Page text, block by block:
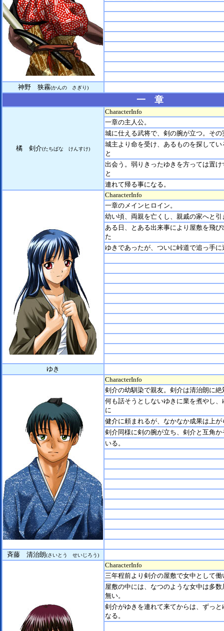
神野 狭霧(かんの さぎり)
一 章
橘 剣介(たちばな けんすけ)
CharacterInfo
一章の主人公。
城に仕える武将で、剣の腕が立つ。そ
城主より命を受け、あるものを探して
と
出会う。弱りきったゆきを方っては置
と
連れて帰る事になる。
CharacterInfo
一章のメインヒロイン。
幼い頃、両親を亡くし、親戚の家へと引
ある日、とある出来事により屋敷を飛
た
ゆきであったが、ついに峠道で追っ手
ゆき
CharacterInfo
剣介の幼馴染で親友。剣介は清治朗に
何も話そうとしないゆきに業を煮やし
に
健介に頼まれるが、なかなか成果は上が
剣介同様に剣の腕が立ち、剣介と互角
いる。
斉藤 清治朗(さいとう せいじろう)
CharacterInfo
三年程前より剣介の屋敷で女中として働
屋敷の中には、なつのような女中は多
無い。
剣介がゆきを連れて来てからは、ずっ
なる。